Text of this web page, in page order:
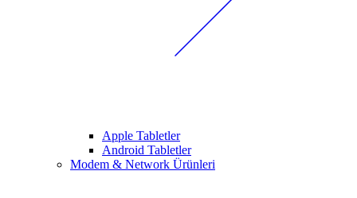
Apple Tabletler
Android Tabletler
Modem & Network Ürünleri